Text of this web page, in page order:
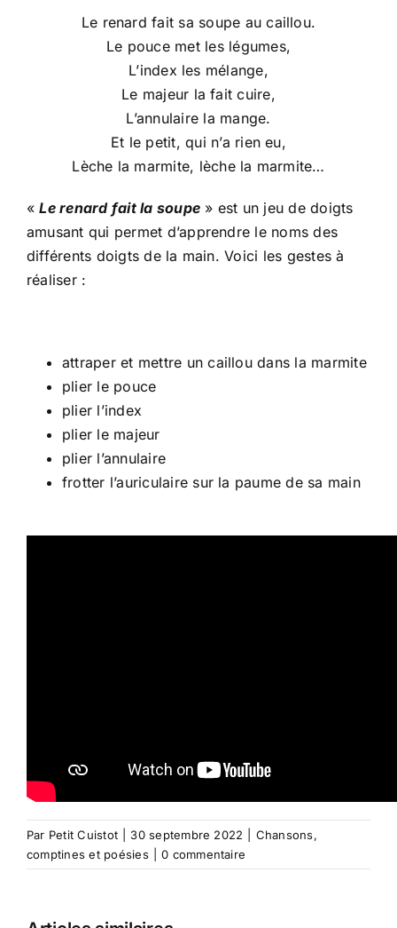
Le renard fait sa soupe au caillou.
Le pouce met les légumes,
L’index les mélange,
Le majeur la fait cuire,
L’annulaire la mange.
Et le petit, qui n’a rien eu,
Lèche la marmite, lèche la marmite…
«Le renard fait la soupe » est un jeu de doigts
amusant qui permet d’apprendre le noms des
différents doigts de la main. Voici les gestes à
réaliser :
attraper et mettre un caillou dans la marmite
plier le pouce
plier l’index
plier le majeur
plier l’annulaire
frotter l’auriculaire sur la paume de sa main
Par Petit Cuistot 30 septembre 2022
Chansons,
comptines et poésies
0 commentaire